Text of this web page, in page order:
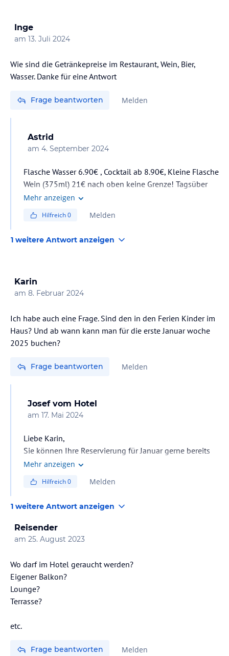
Inge
am 13. Juli 2024
Wie sind die Getränkepreise im Restaurant, Wein, Bier,
Wasser. Danke für eine Antwort
Frage beantworten Melden
Astrid
am 4. September 2024
Flasche Wasser 6.90€ , Cocktail ab 8.90€, Kleine Flasche
Wein (375ml) 21€ nach oben keine Grenze! Tagsüber
können alkoholfreie Getränke am Automaten gratis
Mehr anzeigen
Hilfreich0 Melden
1 weitere Antwort anzeigen
Karin
am 8. Februar 2024
Ich habe auch eine Frage. Sind den in den Ferien Kinder im
Haus? Und ab wann kann man für die erste Januar woche
2025 buchen?
Frage beantworten Melden
Josef vom Hotel
am 17. Mai 2024
Liebe Karin,
Sie können Ihre Reservierung für Januar gerne bereits
jetzt vornehmen. Obwohl die Buchung online noch
gerne ein Angebot zusammen: telefonisch unter 08582
bayern.de. Bitte buchen Sie frühzeitig, da wir in der
ersten Januarwoche erwartungsgemäß ausgebucht sind.
Kinder zählen eher selten zu unseren Gästen, da wir
sind wir seit Mai als "Adults preferred - 12+" klassifiziert.
Wir würden uns freuen, Sie bei uns begrüßen zu dürfen!
Mehr anzeigen
Hilfreich0 Melden
1 weitere Antwort anzeigen
Reisender
am 25. August 2023
Wo darf im Hotel geraucht werden?
Eigener Balkon?
Lounge?
Terrasse?
etc.
Frage beantworten Melden